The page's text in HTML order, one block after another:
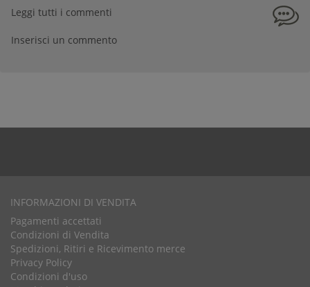
Leggi tutti i commenti
Inserisci un commento
INFORMAZIONI DI VENDITA
Pagamenti accettati
Condizioni di Vendita
Spedizioni, Ritiri e Ricevimento merce
Privacy Policy
Condizioni d'uso